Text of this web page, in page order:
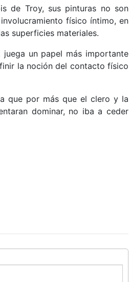
de Troy, sus pinturas no son
físico íntimo, en
superficies materiales.
juega un papel más importante
la noción del contacto físico
que por más que el clero y la
dominar, no iba a ceder